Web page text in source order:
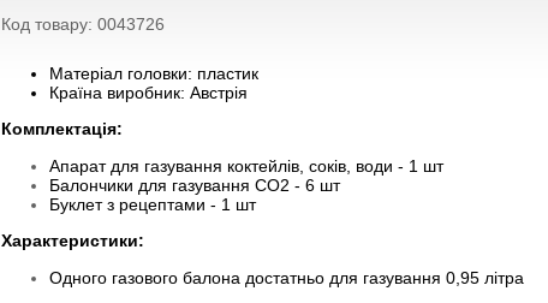
Код товару: 0043726
Матеріал головки: пластик
Країна виробник: Австрія
Комплектація:
Апарат для газування коктейлів, соків, води - 1 шт
Балончики для газування CO2 - 6 шт
Буклет з рецептами - 1 шт
Характеристики:
Одного газового балона достатньо для газування 0,95 літра